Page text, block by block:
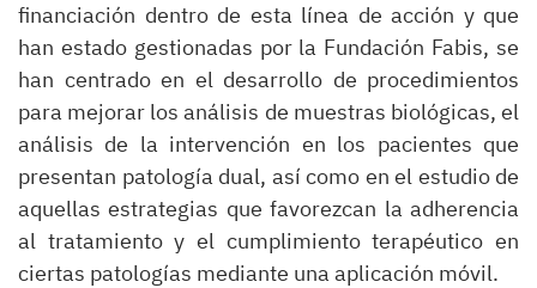
financiación dentro de esta línea de acción y que
han estado gestionadas por la Fundación Fabis, se
han centrado en el desarrollo de procedimientos
para mejorar los análisis de muestras biológicas, el
análisis de la intervención en los pacientes que
presentan patología dual, así como en el estudio de
aquellas estrategias que favorezcan la adherencia
al tratamiento y el cumplimiento terapéutico en
ciertas patologías mediante una aplicación móvil.